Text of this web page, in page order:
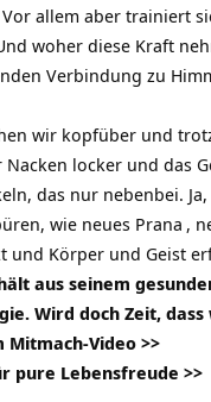
Vor allem aber trainiert
woher diese Kraft
Verbindung zu
wir kopfüber und
locker und das
das nur nebenbei.
wie neues Prana ,
und Körper und Geist
aus seinem
Wird doch Zeit,
Mitmach-Video >>
pure Lebensfreude >>